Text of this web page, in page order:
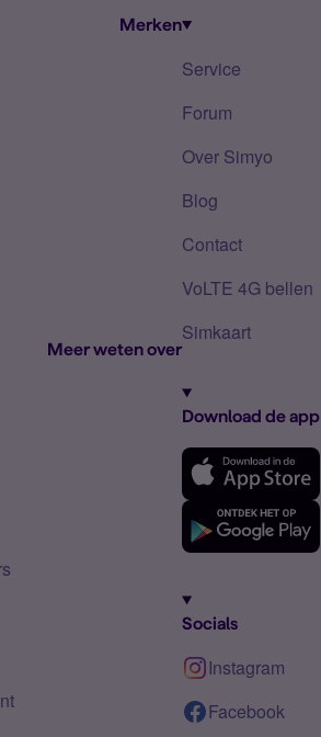
Merken
Meer weten over
Service
Forum
Over Simyo
Blog
Contact
VoLTE 4G bellen
Simkaart
Download de app
Socials
Instagram
Facebook